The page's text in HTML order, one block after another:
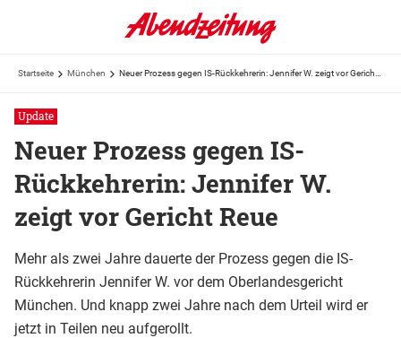
Startseite München
Update
Neuer Prozess gegen IS-
Rückkehrerin: Jennifer W.
zeigt vor Gericht Reue
Mehr als zwei Jahre dauerte der Prozess gegen die IS-
Rückkehrerin Jennifer W. vor dem Oberlandesgericht
München. Und knapp zwei Jahre nach dem Urteil wird er
jetzt in Teilen neu aufgerollt.